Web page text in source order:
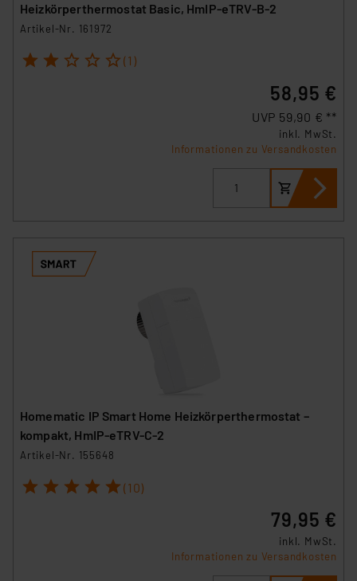
Heizkörperthermostat Basic, HmIP-eTRV-B-2
Artikel-Nr. 161972
1 2 3 4 5 (1)
58,95 €
UVP 59,90 € **
inkl. MwSt.
Informationen zu Versandkosten
Homematic IP Smart Home Heizkörperthermostat –
kompakt, HmIP-eTRV-C-2
Artikel-Nr. 155648
1 2 3 4 5 (10)
79,95 €
inkl. MwSt.
Informationen zu Versandkosten